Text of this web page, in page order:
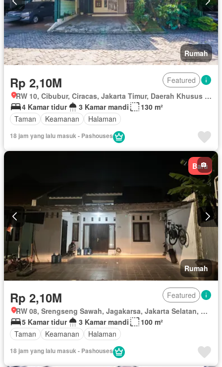
Rumah
Rp 2,10M
Featured
RW 10, Cibubur, Ciracas, Jakarta Timur, Daerah Khusus Ibukota Jakarta
4 Kamar tidur
3 Kamar mandi
130 m²
Taman
Keamanan Halaman
18 jam yang lalu masuk - Pashouses
Baru
Rumah
Rp 2,10M
Featured
RW 08, Srengseng Sawah, Jagakarsa, Jakarta Selatan, Daerah Khusus Ibukota Jakarta
5 Kamar tidur
3 Kamar mandi
100 m²
Taman
Keamanan Halaman
18 jam yang lalu masuk - Pashouses